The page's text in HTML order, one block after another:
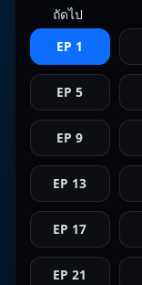
ถัดไป
EP 1
EP 5
EP 9
EP 13
EP 17
EP 21